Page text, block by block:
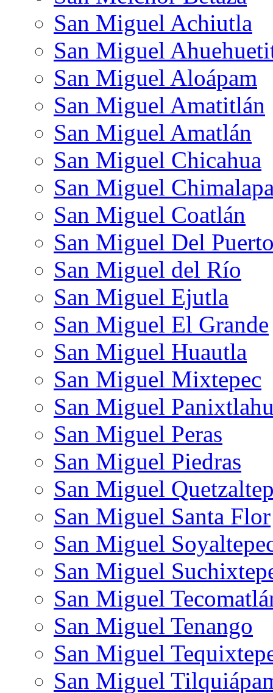
San Miguel Achiutla
San Miguel
San Miguel Aloápam
San Miguel Amatitlán
San Miguel Amatlán
San Miguel Chicahua
San Miguel
San Miguel Coatlán
San Miguel Del
San Miguel del Río
San Miguel Ejutla
San Miguel El Grande
San Miguel Huautla
San Miguel Mixtepec
San Miguel
San Miguel Peras
San Miguel Piedras
San Miguel
San Miguel Santa Flor
San Miguel
San Miguel
San Miguel
San Miguel Tenango
San Miguel
San Miguel